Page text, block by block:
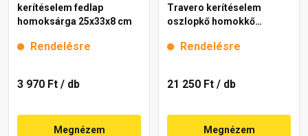
kerítéselem fedlap
homoksárga 25x33x8 cm
Rendelésre
3 970 Ft / db
Megnézem
Travero kerítéselem
oszlopkő homokkő
Rendelésre
21 250 Ft / db
Megnézem